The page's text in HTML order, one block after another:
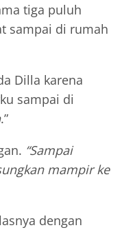
tiga puluh
sampai di rumah
Dilla karena
sampai di
.”
“Sampai
mampir ke
dengan